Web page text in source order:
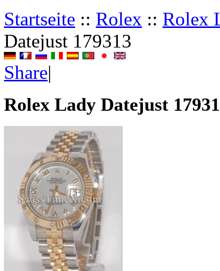
Startseite :: Rolex :: Rolex
Datejust 179313
Share|
Rolex Lady Datejust